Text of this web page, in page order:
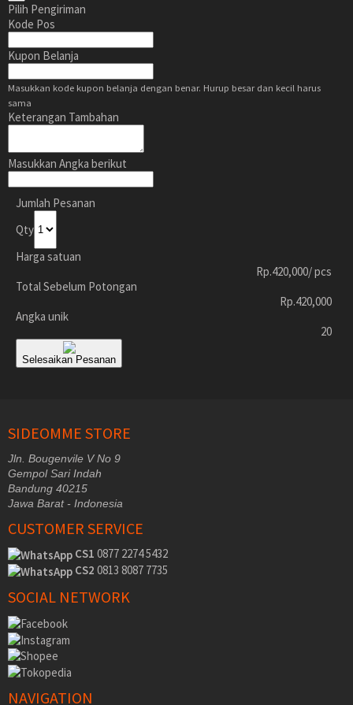
Pilih Pengiriman
Kode Pos
Kupon Belanja
Masukkan kode kupon belanja dengan benar. Hurup besar dan kecil harus
sama
Keterangan Tambahan
Masukkan Angka berikut
Jumlah Pesanan
Qty
Harga satuan
Rp.420,000/ pcs
Total Sebelum Potongan
Rp.420,000
Angka unik
20
Selesaikan Pesanan
SIDEOMME STORE
Jln. Bougenvile V No 9
Gempol Sari Indah
Bandung 40215
Jawa Barat - Indonesia
CUSTOMER SERVICE
CS1 0877 2274 5432
CS2 0813 8087 7735
SOCIAL NETWORK
NAVIGATION